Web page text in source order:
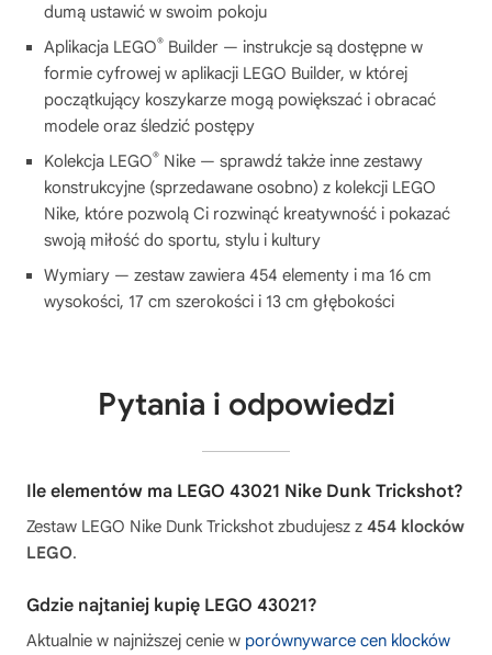
dumą ustawić w swoim pokoju
Aplikacja LEGO® Builder — instrukcje są dostępne w
formie cyfrowej w aplikacji LEGO Builder, w której
początkujący koszykarze mogą powiększać i obracać
modele oraz śledzić postępy
Kolekcja LEGO® Nike — sprawdź także inne zestawy
konstrukcyjne (sprzedawane osobno) z kolekcji LEGO
Nike, które pozwolą Ci rozwinąć kreatywność i pokazać
swoją miłość do sportu, stylu i kultury
Wymiary — zestaw zawiera 454 elementy i ma 16 cm
wysokości, 17 cm szerokości i 13 cm głębokości
Pytania i odpowiedzi
Ile elementów ma LEGO 43021 Nike Dunk Trickshot?
Zestaw LEGO Nike Dunk Trickshot zbudujesz z 454 klocków
LEGO.
Gdzie najtaniej kupię LEGO 43021?
Aktualnie w najniższej cenie w porównywarce cen klocków